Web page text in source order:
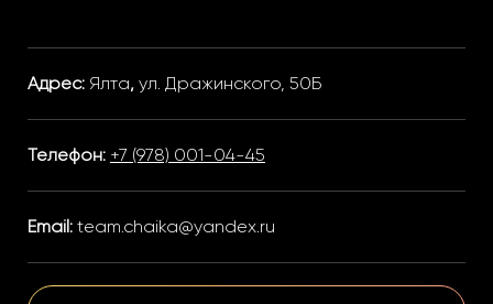
Адрес: Ялта, ул. Дражинского, 50Б
Телефон: +7 (978) 001-04-45
Email: team.chaika@yandex.ru